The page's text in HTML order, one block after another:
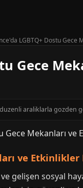
LGBTQ+ Dostu Gece
Gece
araliklarla gozden
ve Etkinlikler
gelişen sosyal